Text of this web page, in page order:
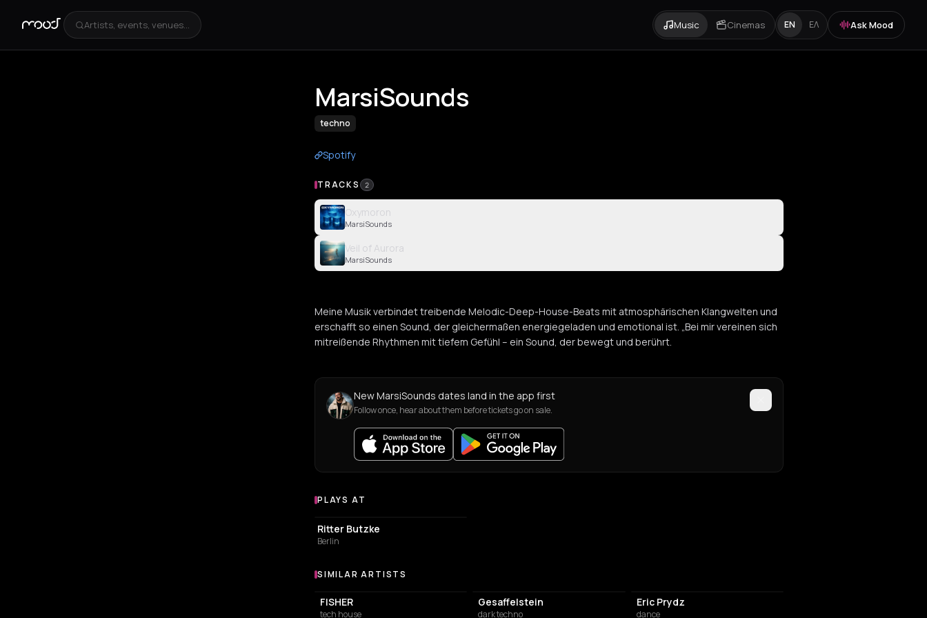
Artists, events, venues... Music Cinemas EN ΕΛ Ask Mood
MarsiSounds
techno
Spotify
TRACKS 2
Oxymoron
MarsiSounds
Veil of Aurora
MarsiSounds
Meine Musik verbindet treibende Melodic-Deep-House-Beats mit atmosphärischen Klangwelten und
erschafft so einen Sound, der gleichermaßen energiegeladen und emotional ist. „Bei mir vereinen sich
mitreißende Rhythmen mit tiefem Gefühl – ein Sound, der bewegt und berührt.
New MarsiSounds dates land in the app first
Follow once, hear about them before tickets go on sale.
Venues where MarsiSounds plays
PLAYS AT
NIGHT CLUB
Ritter Butzke
Berlin
Similar Artists
SIMILAR ARTISTS
FISHER
tech house
Gesaffelstein
dark techno
Eric Prydz
dance